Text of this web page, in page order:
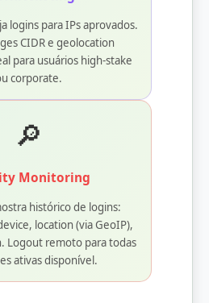
logins para IPs aprovados.
CIDR e geolocation
para usuários high-stake
corporate.
🔎
Monitoring
histórico de logins:
location (via GeoIP),
Logout remoto para todas
ativas disponível.